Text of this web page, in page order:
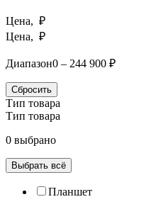
Цена, ₽
Цена, ₽
Диапазон0 – 244 900 ₽
Сбросить
Тип товара
Тип товара
0 выбрано
Выбрать всё
Планшет